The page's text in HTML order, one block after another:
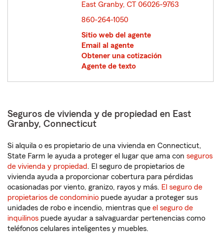
East Granby, CT 06026-9763
860-264-1050
Sitio web del agente
Email al agente
Obtener una cotización
Agente de texto
Seguros de vivienda y de propiedad en East
Granby, Connecticut
Si alquila o es propietario de una vivienda en Connecticut,
State Farm le ayuda a proteger el lugar que ama con seguros
de vivienda y propiedad. El seguro de propietarios de
vivienda ayuda a proporcionar cobertura para pérdidas
ocasionadas por viento, granizo, rayos y más. El seguro de
propietarios de condominio puede ayudar a proteger sus
unidades de robo e incendio, mientras que el seguro de
inquilinos puede ayudar a salvaguardar pertenencias como
teléfonos celulares inteligentes y muebles.